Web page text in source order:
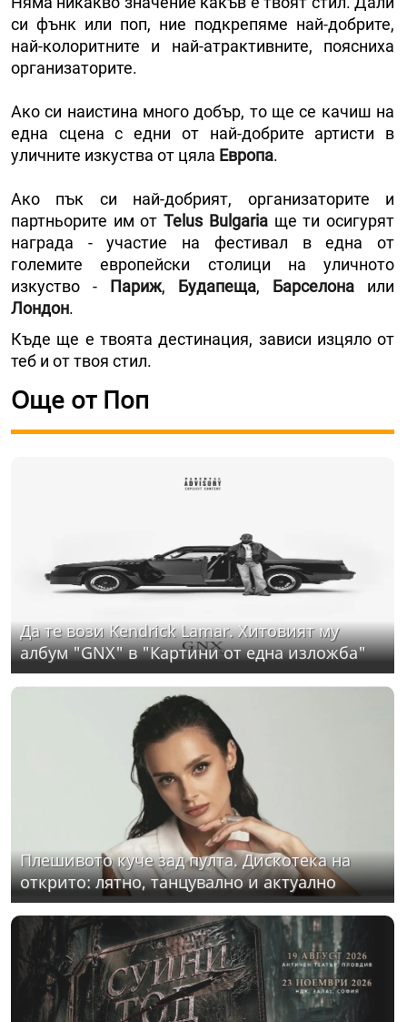
си фънк или поп, ние подкрепяме най-добрите,
най-колоритните и най-атрактивните, поясниха
организаторите.
Ако си наистина много добър, то ще се качиш на
една сцена с едни от най-добрите артисти в
уличните изкуства от цяла Европа.
Ако пък си най-добрият, организаторите и
партньорите им отTelus Bulgariaще ти осигурят
награда - участие на фестивал в една от
големите европейски столици на уличното
изкуство - Париж, Будапеща, Барселона или
Лондон.
Къде ще е твоята дестинация, зависи изцяло от
теб и от твоя стил.
Още от Поп
Да те вози Kendrick Lamar. Хитовият му
албум "GNX" в "Картини от една изложба"
Плешивото куче зад пулта. Дискотека на
открито: лятно, танцувално и актуално